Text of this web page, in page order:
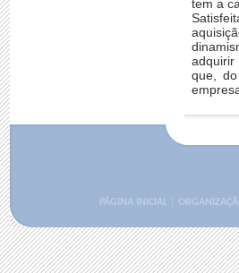
tem a
que,
PÁGINA INICIAL|